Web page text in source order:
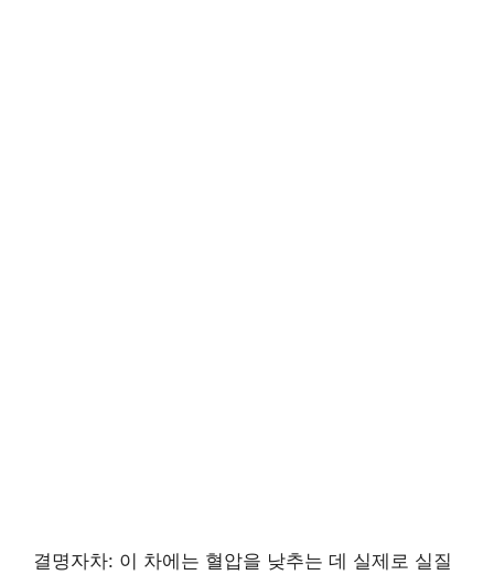
결명자차: 이 차에는 혈압을 낮추는 데 실제로 실질